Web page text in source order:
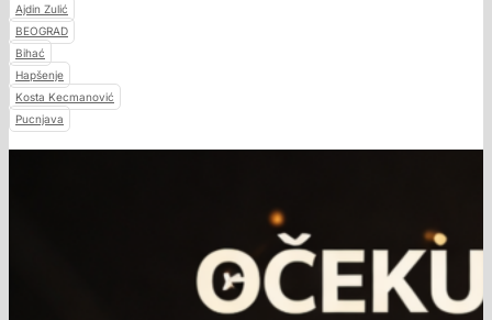
Ajdin Zulić
BEOGRAD
Bihać
Hapšenje
Kosta Kecmanović
Pucnjava